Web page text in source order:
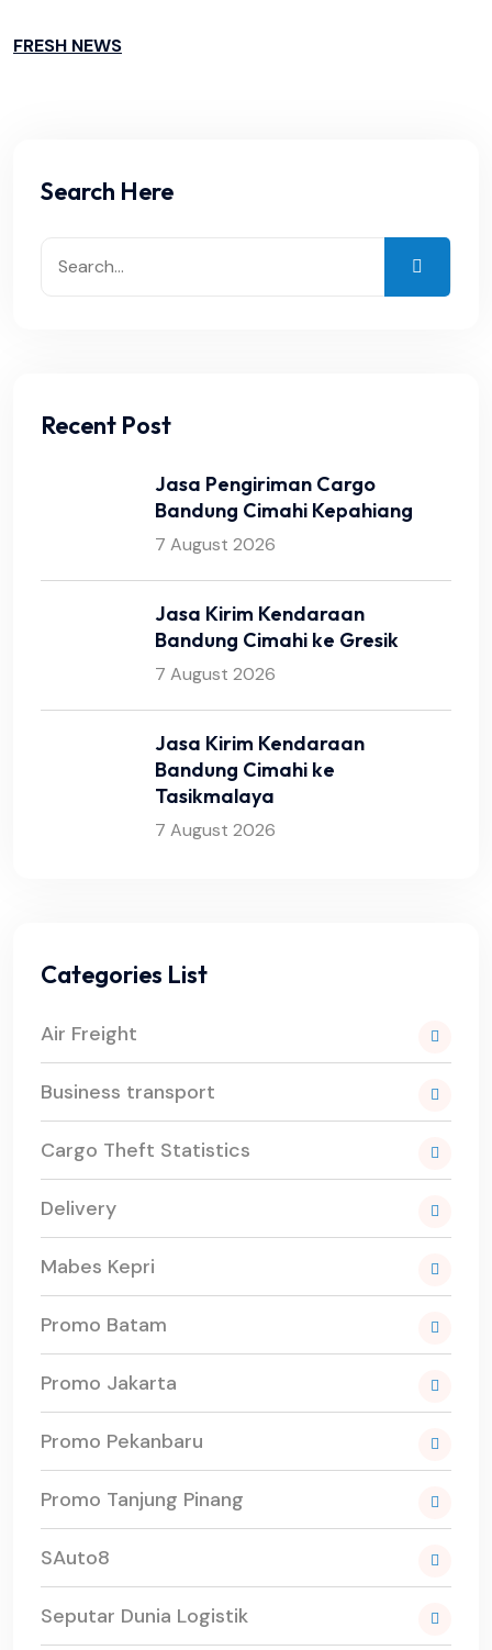
FRESH NEWS
Search Here
Recent Post
Jasa Pengiriman Cargo
Bandung Cimahi Kepahiang
7 August 2026
Jasa Kirim Kendaraan
Bandung Cimahi ke Gresik
7 August 2026
Jasa Kirim Kendaraan
Bandung Cimahi ke
Tasikmalaya
7 August 2026
Categories List
Air Freight
Business transport
Cargo Theft Statistics
Delivery
Mabes Kepri
Promo Batam
Promo Jakarta
Promo Pekanbaru
Promo Tanjung Pinang
SAuto8
Seputar Dunia Logistik